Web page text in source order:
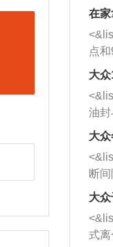
者
堵
施
杂
三
西
的
洗剂
放在
动
室
催
能
在
点
方
一
圈
习
驾
向。
大
油
和
逐
活
的
造
机
象，
大
断
无
店
裂
损严
大
式